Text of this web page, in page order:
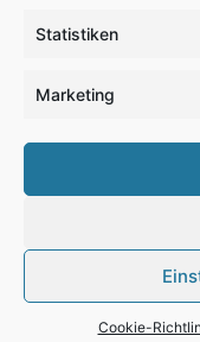
Statistiken
Marketing
Cookie-
Impressum,
RSS